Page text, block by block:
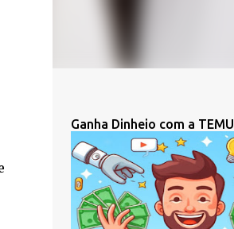
Ganha Dinheio com a TEMU